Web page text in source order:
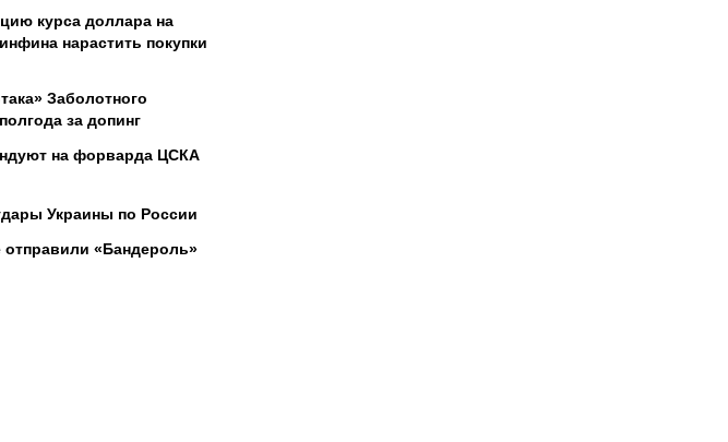
курса доллара на
нарастить покупки
Заболотного
за допинг
на форварда ЦСКА
Украины по России
«Бандероль»